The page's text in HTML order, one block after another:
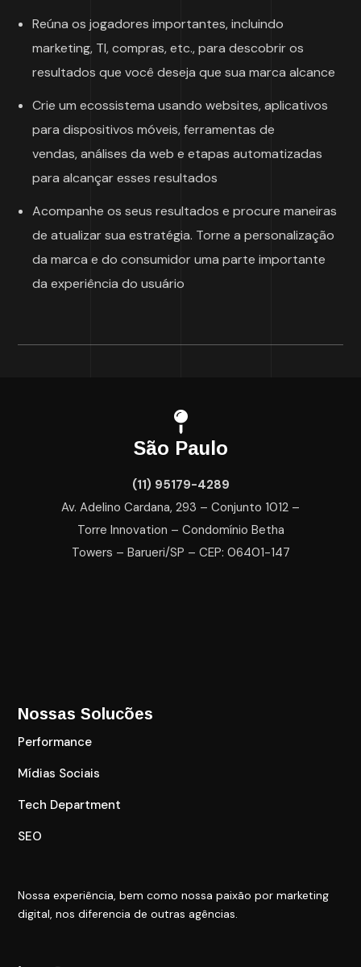
Reúna os jogadores importantes, incluindo
marketing, TI, compras, etc., para descobrir os
resultados que você deseja que sua marca alcance
Crie um ecossistema usando websites, aplicativos
para dispositivos móveis, ferramentas de
vendas, análises da web e etapas automatizadas
para alcançar esses resultados
Acompanhe os seus resultados e procure maneiras
de atualizar sua estratégia. Torne a personalização
da marca e do consumidor uma parte importante
da experiência do usuário
São Paulo
(11) 95179-4289
Av. Adelino Cardana, 293 – Conjunto 1012 –
Torre Innovation – Condomínio Betha
Towers – Barueri/SP – CEP: 06401-147
Nossas Solucões
Performance
Mídias Sociais
Tech Department
SEO
Nossa experiência, bem como nossa paixão por marketing
digital, nos diferencia de outras agências.